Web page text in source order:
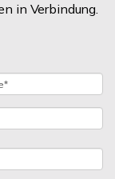
in Verbindung.